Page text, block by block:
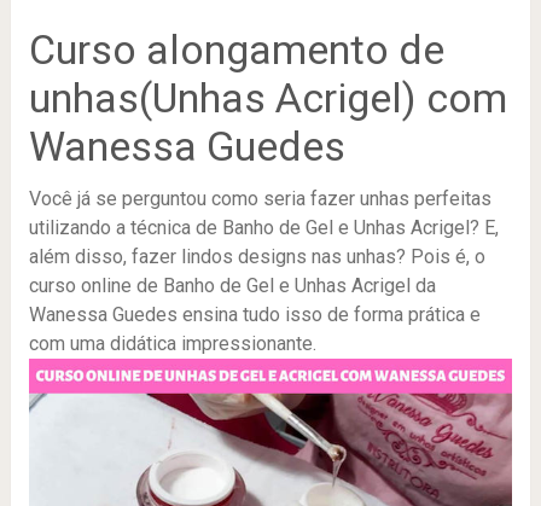
Curso alongamento de
unhas(Unhas Acrigel) com
Wanessa Guedes
Você já se perguntou como seria fazer unhas perfeitas
utilizando a técnica de Banho de Gel e Unhas Acrigel? E,
além disso, fazer lindos designs nas unhas? Pois é, o
curso online de Banho de Gel e Unhas Acrigel da
Wanessa Guedes ensina tudo isso de forma prática e
com uma didática impressionante.